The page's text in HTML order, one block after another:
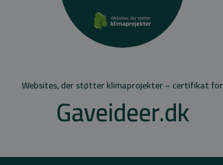
Websites, der støtter klimaprojekter – certifikat for
Gaveideer.dk